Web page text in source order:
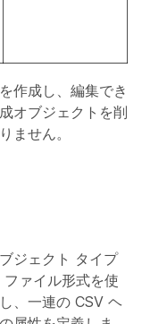
作成し、編集でき
オブジェクトを削
ません。
ジェクト タイプ
ァイル形式を使
、一連の CSV ヘ